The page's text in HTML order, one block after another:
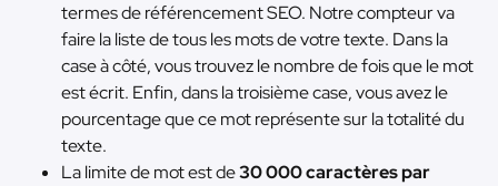
termes de référencement SEO. Notre compteur va
faire la liste de tous les mots de votre texte. Dans la
case à côté, vous trouvez le nombre de fois que le mot
est écrit. Enfin, dans la troisième case, vous avez le
pourcentage que ce mot représente sur la totalité du
texte.
La limite de mot est de30 000 caractères par